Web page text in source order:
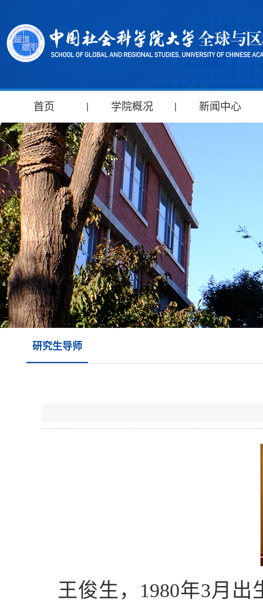
首页 学院概况 新闻中心
研究生导师
王俊生，1980年3月